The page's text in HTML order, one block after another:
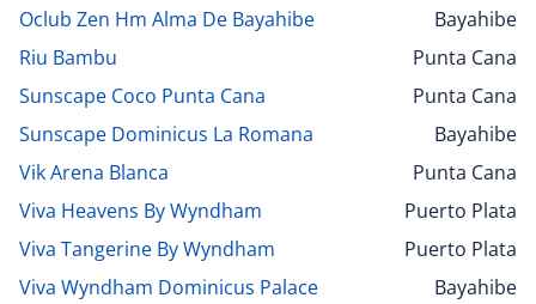
Oclub Zen Hm Alma De Bayahibe
Bayahibe
Riu Bambu
Punta Cana
Sunscape Coco Punta Cana
Punta Cana
Sunscape Dominicus La Romana
Bayahibe
Vik Arena Blanca
Punta Cana
Viva Heavens By Wyndham
Puerto Plata
Viva Tangerine By Wyndham
Puerto Plata
Viva Wyndham Dominicus Palace
Bayahibe